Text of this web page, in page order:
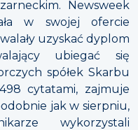
Newsweek
w swojej ofercie
uzyskać dyplom
ubiegać się
spółek Skarbu
cytatami, zajmuje
jak w sierpniu,
wykorzystali